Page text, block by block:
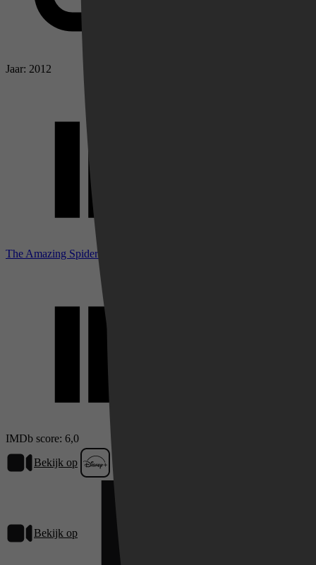
Jaar: 2012
The Amazing Spider-Man bij IMDb
IMDb score: 6,0
Bekijk op
Bekijk op